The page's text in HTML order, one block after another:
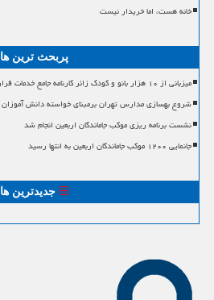
خانه هست، اما خریدار نیست
پربحث ترین ها
میزبانی از ۱۰ هزار بانو و کودک زائر کارنامه جامع خدمات قرارگاه زینبیه
شروع بهسازی مدارس تهران برمبنای خواسته دانش آموزان
نشست برنامه ریزی موکب جاماندگان اربعین انجام شد
جانمایی ۱۲۰۰ موکب جاماندگان اربعین به انتها رسید
جدیدترین ها